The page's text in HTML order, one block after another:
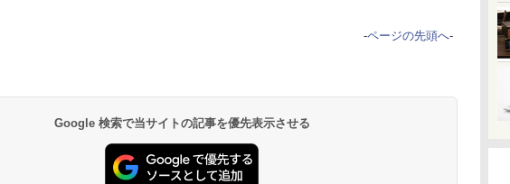
-ページの先頭へ-
Google 検索で当サイトの記事を優先表示させる